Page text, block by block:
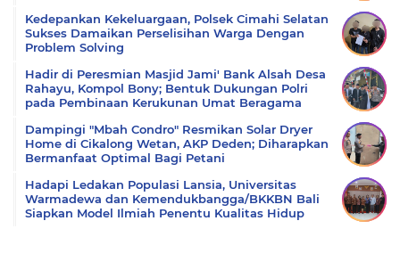
Kedepankan Kekeluargaan, Polsek Cimahi Selatan
Sukses Damaikan Perselisihan Warga Dengan
Problem Solving
Hadir di Peresmian Masjid Jami' Bank Alsah Desa
Rahayu, Kompol Bony; Bentuk Dukungan Polri
pada Pembinaan Kerukunan Umat Beragama
Dampingi "Mbah Condro" Resmikan Solar Dryer
Home di Cikalong Wetan, AKP Deden; Diharapkan
Bermanfaat Optimal Bagi Petani
Hadapi Ledakan Populasi Lansia, Universitas
Warmadewa dan Kemendukbangga/BKKBN Bali
Siapkan Model Ilmiah Penentu Kualitas Hidup